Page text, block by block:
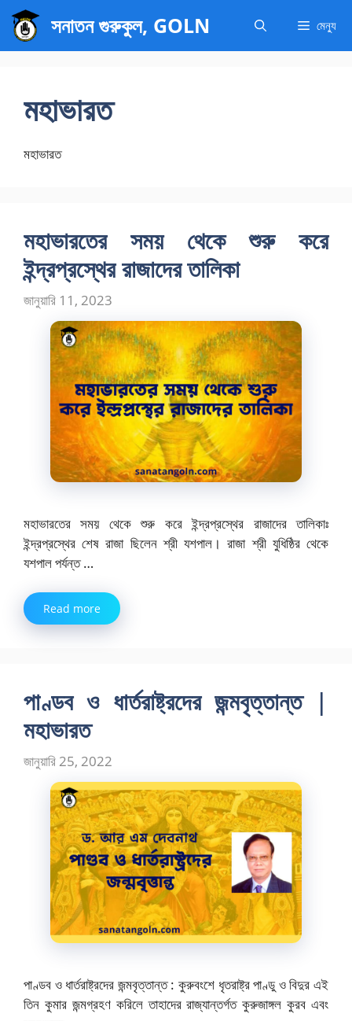
এড়িেয়
লেখায়
যান
সনাতন গুরুকুল, GOLN মেন্যু
মহাভারত
মহাভারত
মহাভারতের সময় থেকে শুরু করে
ইন্দ্রপ্রস্থের রাজাদের তালিকা
জানুয়ারি 11, 2023
মহাভারতের সময় থেকে শুরু করে ইন্দ্রপ্রস্থের রাজাদের তালিকাঃ
ইন্দ্রপ্রস্থের শেষ রাজা ছিলেন শ্রী যশপাল। রাজা শ্রী যুধিষ্ঠির থেকে
যশপাল পর্যন্ত …
Read more
পাণ্ডব ও ধার্তরাষ্ট্রদের জন্মবৃত্তান্ত |
মহাভারত
জানুয়ারি 25, 2022
পাণ্ডব ও ধার্তরাষ্ট্রদের জন্মবৃত্তান্ত : কুরুবংশে ধৃতরাষ্ট্র পাণ্ডু ও বিদুর এই
তিন কুমার জন্মগ্রহণ করিলে তাহাদের রাজ্যান্তর্গত কুরুজাঙ্গল কুরব এবং